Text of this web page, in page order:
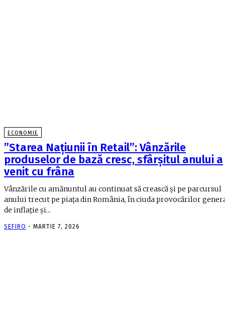
ECONOMIE
”Starea Națiunii în Retail”: Vânzările
produselor de bază cresc, sfârșitul anului a
venit cu frâna
Vânzările cu amănuntul au continuat să crească și pe parcursul
anului trecut pe piața din România, în ciuda provocărilor
de inflație și...
SEFIRO - MARTIE 7, 2026